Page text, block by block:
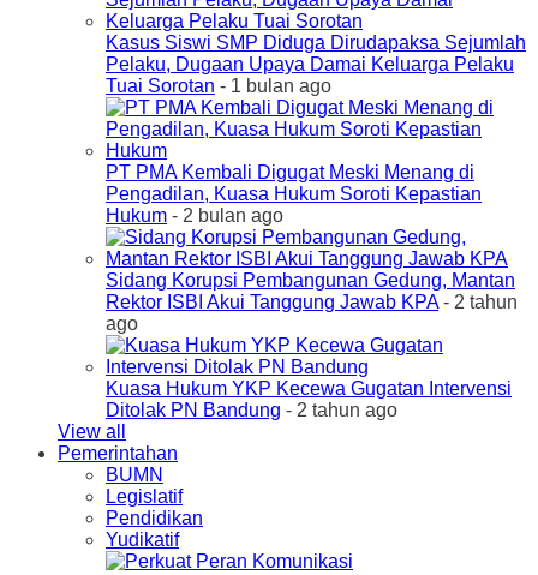
Kasus Siswi SMP Diduga Dirudapaksa Sejumlah
Pelaku, Dugaan Upaya Damai Keluarga Pelaku
Tuai Sorotan - 1 bulan ago
PT PMA Kembali Digugat Meski Menang di
Pengadilan, Kuasa Hukum Soroti Kepastian
Hukum - 2 bulan ago
Sidang Korupsi Pembangunan Gedung, Mantan
Rektor ISBI Akui Tanggung Jawab KPA- 2 tahun
ago
Kuasa Hukum YKP Kecewa Gugatan Intervensi
Ditolak PN Bandung - 2 tahun ago
View all
Pemerintahan
BUMN
Legislatif
Pendidikan
Yudikatif